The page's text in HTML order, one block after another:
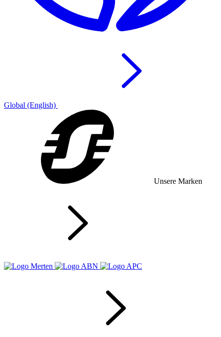
Global (English)
Unsere Marken